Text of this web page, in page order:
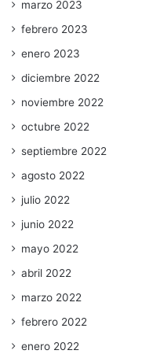
marzo 2023
febrero 2023
enero 2023
diciembre 2022
noviembre 2022
octubre 2022
septiembre 2022
agosto 2022
julio 2022
junio 2022
mayo 2022
abril 2022
marzo 2022
febrero 2022
enero 2022